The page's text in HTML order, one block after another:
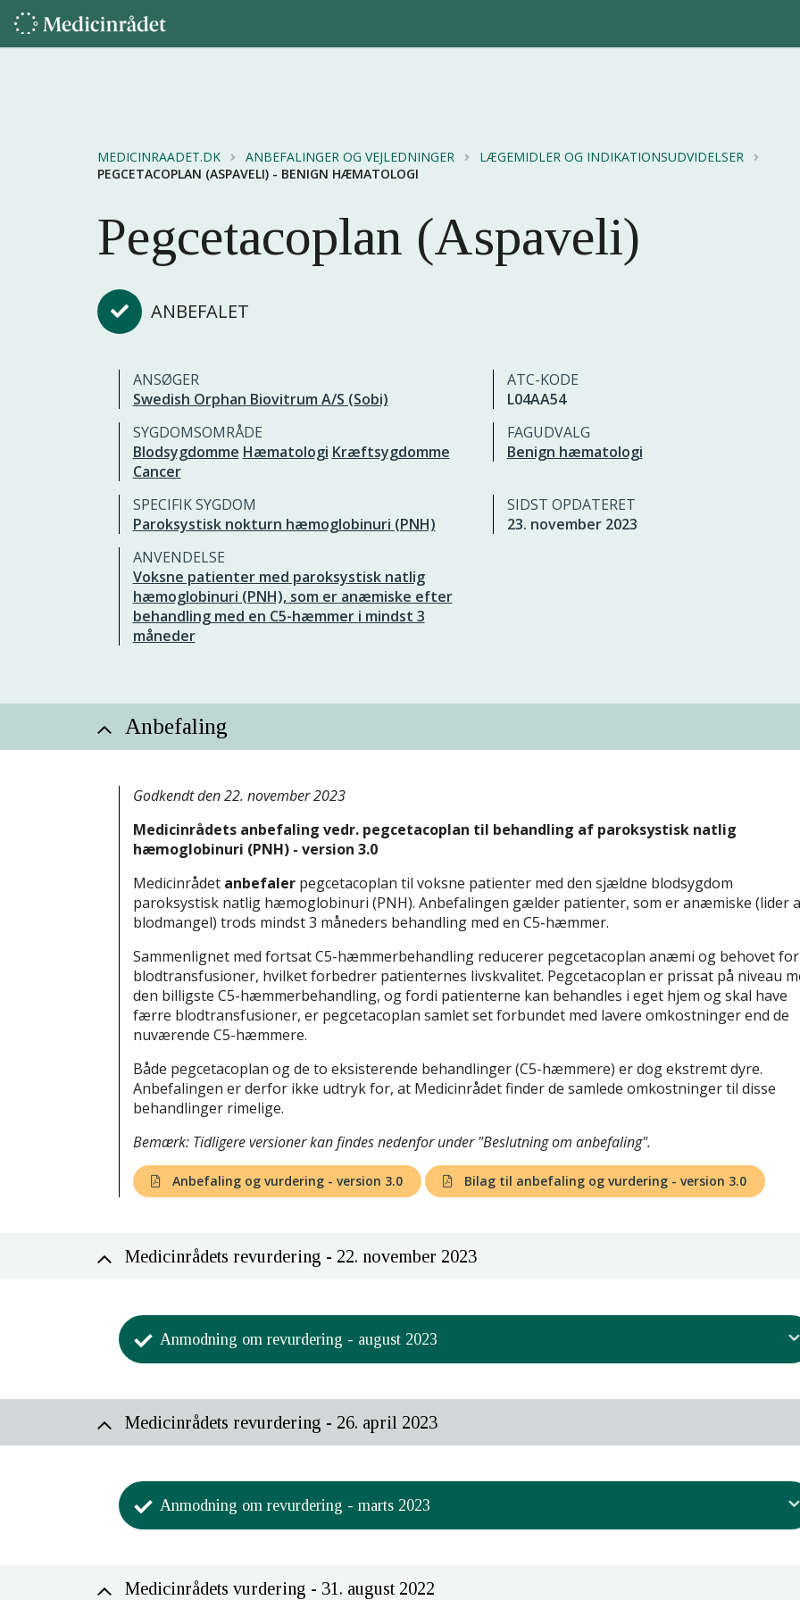
MEDICINRAADET.DK ANBEFALINGER OG VEJLEDNINGER
LÆGEMIDLER OG INDIKATIONSUDVIDELSER
PEGCETACOPLAN (ASPAVELI) - BENIGN HÆMATOLOGI
Pegcetacoplan (Aspaveli)
ANBEFALET
ANSØGER
Swedish Orphan Biovitrum A/S (Sobi)
ATC-KODE
L04AA54
SYGDOMSOMRÅDE
Blodsygdomme Hæmatologi Kræftsygdomme
Cancer
FAGUDVALG
Benign hæmatologi
SPECIFIK SYGDOM
Paroksystisk nokturn hæmoglobinuri (PNH)
SIDST OPDATERET
23. november 2023
ANVENDELSE
Voksne patienter med paroksystisk natlig
hæmoglobinuri (PNH), som er anæmiske efter
behandling med en C5-hæmmer i mindst 3
måneder
Anbefaling
Godkendt den 22. november 2023
Medicinrådets anbefaling vedr. pegcetacoplan til behandling af paroksystisk natlig
hæmoglobinuri (PNH) - version 3.0
Medicinrådet anbefalerpegcetacoplan til voksne patienter med den sjældne blodsygdom
paroksystisk natlig hæmoglobinuri (PNH). Anbefalingen gælder patienter, som er anæmiske (lider
blodmangel) trods mindst 3 måneders behandling med en C5-hæmmer.
Sammenlignet med fortsat C5-hæmmerbehandling reducerer pegcetacoplan anæmi og behovet for
blodtransfusioner, hvilket forbedrer patienternes livskvalitet. Pegcetacoplan er prissat på niveau
den billigste C5-hæmmerbehandling, og fordi patienterne kan behandles i eget hjem og skal have
færre blodtransfusioner, er pegcetacoplan samlet set forbundet med lavere omkostninger end de
nuværende C5-hæmmere.
Både pegcetacoplan og de to eksisterende behandlinger (C5-hæmmere) er dog ekstremt dyre.
Anbefalingen er derfor ikke udtryk for, at Medicinrådet finder de samlede omkostninger til disse
behandlinger rimelige.
Bemærk: Tidligere versioner kan findes nedenfor under "Beslutning om anbefaling".
Anbefaling og vurdering - version 3.0 Bilag til anbefaling og vurdering - version 3.0
Medicinrådets revurdering - 22. november 2023
Anmodning om revurdering - august 2023
08. september 2023.
Medicinrådets formandskab har besluttet, at Medicinrådet skal revurdere anbefalingen.
10. august 2023.
Medicinrådets revurdering - 26. april 2023
Anmodning om revurdering - marts 2023
Medicinrådets vurdering - 31. august 2022